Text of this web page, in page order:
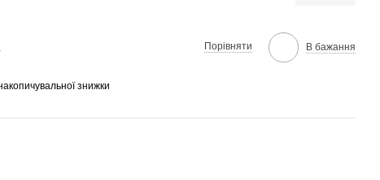
Порівняти В бажання
знижки